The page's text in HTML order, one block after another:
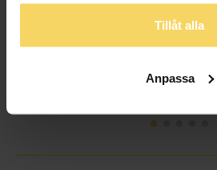
Tillåt alla
Anpassa
Hängsmycke i 18K guld